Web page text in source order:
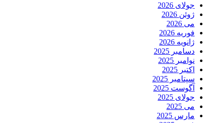
جولای 2026
ژوئن 2026
می 2026
فوریه 2026
ژانویه 2026
دسامبر 2025
نوامبر 2025
اکتبر 2025
سپتامبر 2025
آگوست 2025
جولای 2025
می 2025
مارس 2025